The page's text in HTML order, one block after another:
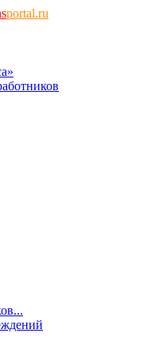
portal.ru